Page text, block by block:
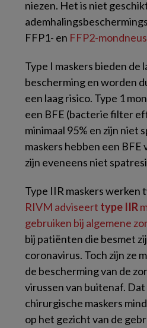
niezen. Het is niet
FFP1- en FFP2-
Type I maskers bieden de
bescherming en worden
een laag risico. Type 1
een BFE (bacterie filter
minimaal 95% en zijn niet
maskers hebben een BFE
zijn eveneens niet
Type IIR maskers werken
RIVM adviseert type IIR
gebruiken bij algemene
bij patiënten die besmet
coronavirus. Toch zijn ze
de bescherming van de
virussen van buitenaf.
chirurgische maskers
op het gezicht van de